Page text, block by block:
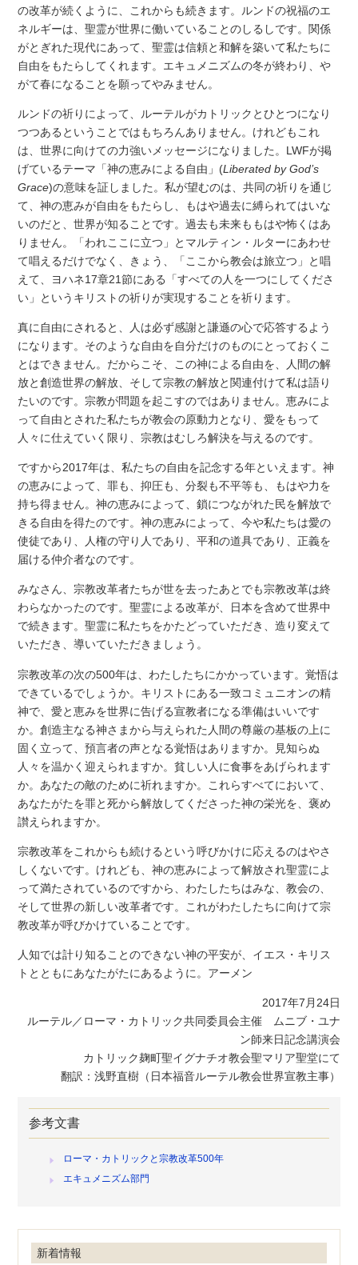
の改革が続くように、これからも続きます。ルンドの祝福のエ
ネルギーは、聖霊が世界に働いていることのしるしです。関係
がとぎれた現代にあって、聖霊は信頼と和解を築いて私たちに
自由をもたらしてくれます。エキュメニズムの冬が終わり、や
がて春になることを願ってやみません。
ルンドの祈りによって、ルーテルがカトリックとひとつになり
つつあるということではもちろんありません。けれどもこれ
は、世界に向けての力強いメッセージになりました。LWFが掲
げているテーマ「神の恵みによる自由」(Liberated by God’s
Grace)の意味を証しました。私が望むのは、共同の祈りを通じ
て、神の恵みが自由をもたらし、もはや過去に縛られてはいな
いのだと、世界が知ることです。過去も未来ももはや怖くはあ
りません。「われここに立つ」とマルティン・ルターにあわせ
て唱えるだけでなく、きょう、「ここから教会は旅立つ」と唱
えて、ヨハネ17章21節にある「すべての人を一つにしてくださ
い」というキリストの祈りが実現することを祈ります。
真に自由にされると、人は必ず感謝と謙遜の心で応答するよう
になります。そのような自由を自分だけのものにとっておくこ
とはできません。だからこそ、この神による自由を、人間の解
放と創造世界の解放、そして宗教の解放と関連付けて私は語り
たいのです。宗教が問題を起こすのではありません。恵みによ
って自由とされた私たちが教会の原動力となり、愛をもって
人々に仕えていく限り、宗教はむしろ解決を与えるのです。
ですから2017年は、私たちの自由を記念する年といえます。神
の恵みによって、罪も、抑圧も、分裂も不平等も、もはや力を
持ち得ません。神の恵みによって、鎖につながれた民を解放で
きる自由を得たのです。神の恵みによって、今や私たちは愛の
使徒であり、人権の守り人であり、平和の道具であり、正義を
届ける仲介者なのです。
みなさん、宗教改革者たちが世を去ったあとでも宗教改革は終
わらなかったのです。聖霊による改革が、日本を含めて世界中
で続きます。聖霊に私たちをかたどっていただき、造り変えて
いただき、導いていただきましょう。
宗教改革の次の500年は、わたしたちにかかっています。覚悟は
できているでしょうか。キリストにある一致コミュニオンの精
神で、愛と恵みを世界に告げる宣教者になる準備はいいです
か。創造主なる神さまから与えられた人間の尊厳の基板の上に
固く立って、預言者の声となる覚悟はありますか。見知らぬ
人々を温かく迎えられますか。貧しい人に食事をあげられます
か。あなたの敵のために祈れますか。これらすべてにおいて、
あなたがたを罪と死から解放してくださった神の栄光を、褒め
讃えられますか。
宗教改革をこれからも続けるという呼びかけに応えるのはやさ
しくないです。けれども、神の恵みによって解放され聖霊によ
って満たされているのですから、わたしたちはみな、教会の、
そして世界の新しい改革者です。これがわたしたちに向けて宗
教改革が呼びかけていることです。
人知では計り知ることのできない神の平安が、イエス・キリス
トとともにあなたがたにあるように。アーメン
2017年7月24日
ルーテル／ローマ・カトリック共同委員会主催 ムニブ・ユナ
ン師来日記念講演会
カトリック麹町聖イグナチオ教会聖マリア聖堂にて
翻訳：浅野直樹（日本福音ルーテル教会世界宣教主事）
参考文書
ローマ・カトリックと宗教改革500年
エキュメニズム部門
新着情報